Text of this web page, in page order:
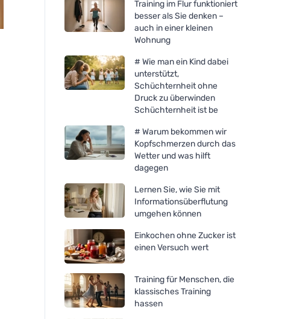
Training im Flur funktioniert
besser als Sie denken –
auch in einer kleinen
Wohnung
# Wie man ein Kind dabei
unterstützt,
Schüchternheit ohne
Druck zu überwinden
Schüchternheit ist be
# Warum bekommen wir
Kopfschmerzen durch das
Wetter und was hilft
dagegen
Lernen Sie, wie Sie mit
Informationsüberflutung
umgehen können
Einkochen ohne Zucker ist
einen Versuch wert
Training für Menschen, die
klassisches Training
hassen